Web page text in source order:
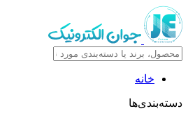
خانه
دسته‌بندی‌ها